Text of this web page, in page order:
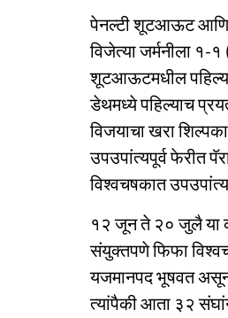
पेनल्टी शूटआऊट आणि
विजेत्या जर्मनीला १-
शूटआऊटमधील
डेथमध्ये पहिल्याच
विजयाचा खरा
उपउपांत्यपूर्व फेरीत
विश्वचषकात
१२ जून ते २० जुलै या
संयुक्तपणे फिफा
यजमानपद भूषवत असून
त्यांपैकी आता ३२